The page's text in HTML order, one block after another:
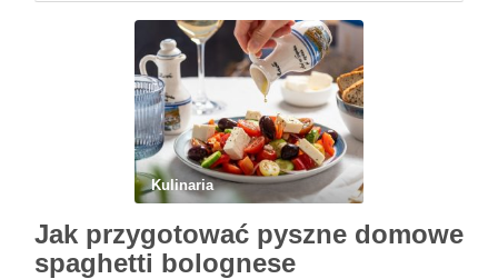
Kulinaria
Jak przygotować pyszne domowe
spaghetti bolognese